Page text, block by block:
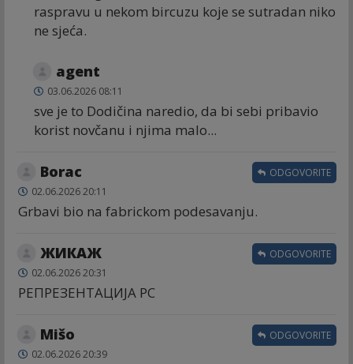
raspravu u nekom bircuzu koje se sutradan niko
ne sjeća.
agent
03.06.2026 08:11
sve je to Dodičina naredio, da bi sebi pribavio
korist novčanu i njima malo...
Borac
02.06.2026 20:11
Grbavi bio na fabrickom podesavanju.
ODGOVORITE
ЖИКАЖ
02.06.2026 20:31
РЕПРЕЗЕНТАЦИЈА РС
ODGOVORITE
Mišo
02.06.2026 20:39
ODGOVORITE